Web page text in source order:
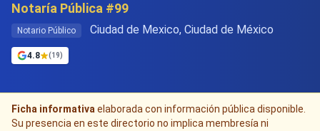
Notaría Pública #99
Notario Público Ciudad de Mexico, Ciudad de México
4.8 (19)
Ficha informativa elaborada con información pública disponible.
Su presencia en este directorio no implica membresía ni